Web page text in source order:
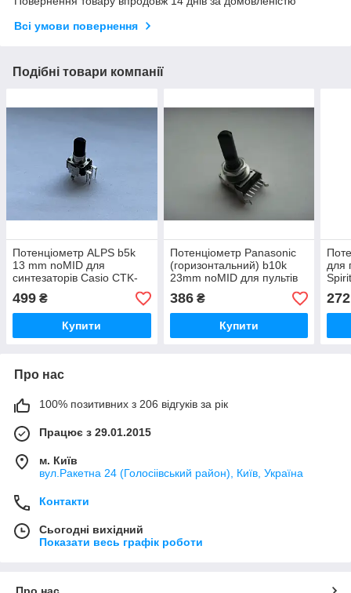
Всі умови повернення
Подібні товари компанії
Потенціометр ALPS b5k
13 mm noMID для
синтезаторів Casio CTK-
4000
499 ₴
Купити
Потенціометр Panasonic
(горизонтальний) b10k
23mm noMID для пультів
386₴
Купити
для
272
Про нас
100% позитивних з 206 відгуків за рік
Працює з 29.01.2015
м. Київ
вул.Ракетна 24 (Голосіівський район), Київ, Україна
Контакти
Сьогодні вихідний
Показати весь графік роботи